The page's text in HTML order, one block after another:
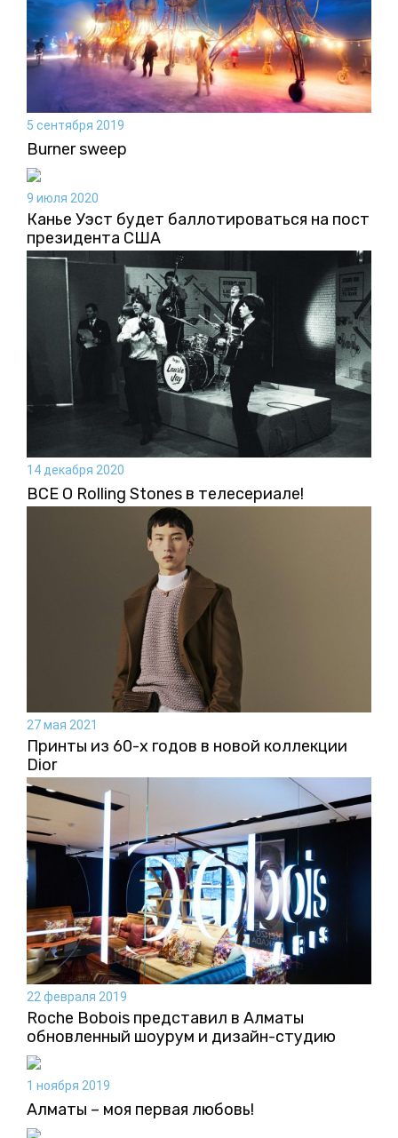
5 сентября 2019
Burner sweep
9 июля 2020
Канье Уэст будет баллотироваться на пост
президента США
14 декабря 2020
ВСЕ О Rolling Stones в телесериале!
27 мая 2021
Принты из 60-х годов в новой коллекции
Dior
22 февраля 2019
Roche Bobois представил в Алматы
обновленный шоурум и дизайн-студию
1 ноября 2019
Алматы – моя первая любовь!